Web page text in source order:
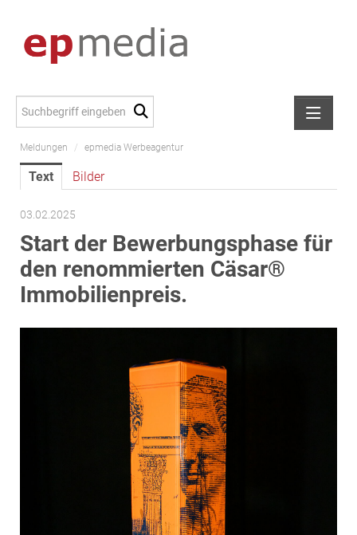
Meldungen
Alexander Peer
amb Development
ATL Immoinvest
AURE Immobilien
Austria Sotheby's International Realty
Grossmann + Kaswurm Immobilien
Gutwerk Immobilien Treuhand
Meldungen / epmedia Werbeagentur
Text Bilder
03.02.2025
Start der Bewerbungsphase für
den renommierten Cäsar®
Immobilienpreis.